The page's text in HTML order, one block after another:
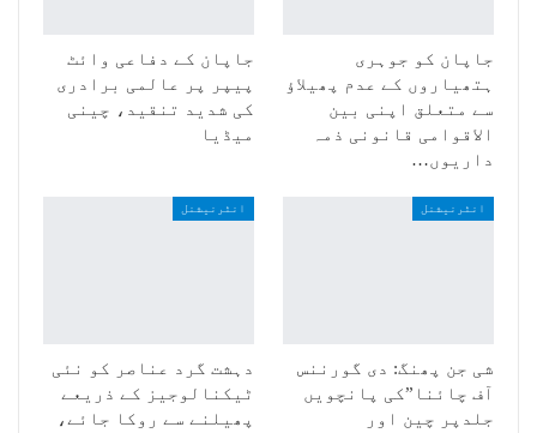
جاپان کو جوہری
ہتھیاروں کے عدم پھیلاؤ
سے متعلق اپنی بین
الاقوامی قانونی ذمہ
داریوں…
جاپان کے دفاعی وائٹ
پیپر پر عالمی برادری
کی شدید تنقید، چینی
میڈیا
انٹرنیشنل
شی جن پھنگ: دی گورننس
آف چائنا”کی پانچویں
جلدپر چین اور
انٹرنیشنل
دہشت گرد عناصر کو نئی
ٹیکنالوجیز کے ذریعے
پھیلنے سے روکا جائے،